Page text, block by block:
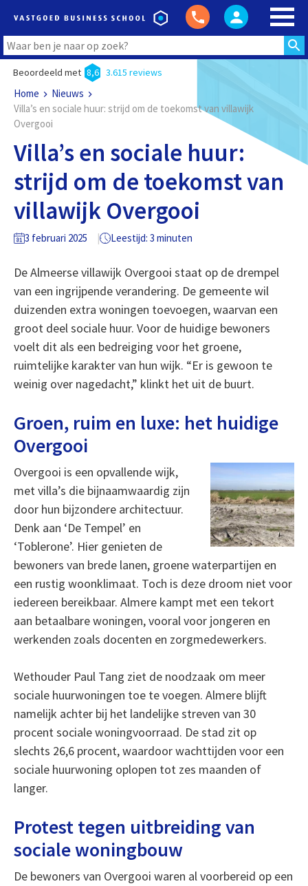
Beoordeeld met 8,6 3.615 reviews
Home
Nieuws
Villa’s en sociale huur: strijd om de toekomst van villawijk
Overgooi
Villa’s en sociale huur:
strijd om de toekomst van
villawijk Overgooi
3 februari 2025 Leestijd: 3 minuten
De Almeerse villawijk Overgooi staat op de drempel
van een ingrijpende verandering. De gemeente wil
duizenden extra woningen toevoegen, waarvan een
groot deel sociale huur. Voor de huidige bewoners
voelt dit als een bedreiging voor het groene,
ruimtelijke karakter van hun wijk. “Er is gewoon te
weinig over nagedacht,” klinkt het uit de buurt.
Groen, ruim en luxe: het huidige
Overgooi
Overgooi is een opvallende wijk,
met villa’s die bijnaamwaardig zijn
door hun bijzondere architectuur.
Denk aan ‘De Tempel’ en
‘Toblerone’. Hier genieten de
bewoners van brede lanen, groene waterpartijen en
een rustig woonklimaat. Toch is deze droom niet voor
iedereen bereikbaar. Almere kampt met een tekort
aan betaalbare woningen, vooral voor jongeren en
werkenden zoals docenten en zorgmedewerkers.
Wethouder Paul Tang ziet de noodzaak om meer
sociale huurwoningen toe te voegen. Almere blijft
namelijk achter bij het landelijke streven van 30
procent sociale woningvoorraad. De stad zit op
slechts 26,6 procent, waardoor wachttijden voor een
sociale huurwoning oplopen tot zes maanden of
langer.
Protest tegen uitbreiding van
sociale woningbouw
De bewoners van Overgooi waren al voorbereid op een